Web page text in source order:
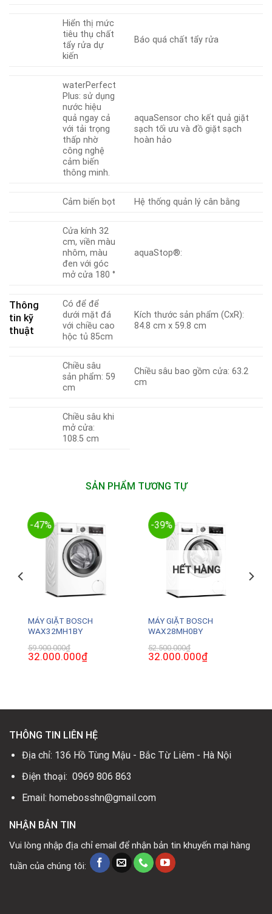
Hiển thị mức
tiêu thụ chất
tẩy rửa dự
kiến
Báo quá chất tẩy rửa
waterPerfect
Plus: sử dụng
nước hiệu
quả ngay cả
với tải trọng
thấp nhờ
công nghệ
cảm biến
thông minh.
aquaSensor cho kết quả giặt
sạch tối ưu và đồ giặt sạch
hoàn hảo
Cảm biến bọt Hệ thống quản lý cân bằng
Cửa kính 32
cm, viền màu
nhôm, màu
đen với góc
mở cửa 180 °
aquaStop®:
Thông
tin kỹ
thuật
Có để để
dưới mặt đá
với chiều cao
hộc tủ 85cm
Kích thước sản phẩm (CxR):
84.8 cm x 59.8 cm
Chiều sâu
sản phẩm: 59
cm
Chiều sâu bao gồm cửa: 63.2
cm
Chiều sâu khi
mở cửa:
108.5 cm
SẢN PHẨM TƯƠNG TỰ
-47%
MÁY GIẶT BOSCH
WAX32MH1BY
59.900.000₫
Giá
gốc
32.000.000₫Giá
hiện
-39%
HẾT HÀNG
MÁY GIẶT BOSCH
WAX28MH0BY
52.500.000₫
Giá
gốc
32.000.000₫Giá
hiện
THÔNG TIN LIÊN HỆ
Địa chỉ: 136 Hồ Tùng Mậu - Bắc Từ Liêm - Hà Nội
Điện thoại: 0969 806 863
Email: homebosshn@gmail.com
NHẬN BẢN TIN
Vui lòng nhập địa chỉ email để nhận bản tin khuyến mại hàng
tuần của chúng tôi: